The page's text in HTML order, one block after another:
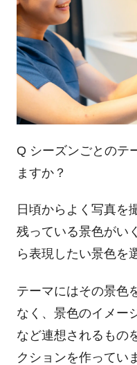
Q シーズンごとのテ
ますか？
日頃からよく写真を
残っている景色がい
ら表現したい景色を
テーマにはその景色
なく、景色のイメー
など連想されるもの
クションを作ってい